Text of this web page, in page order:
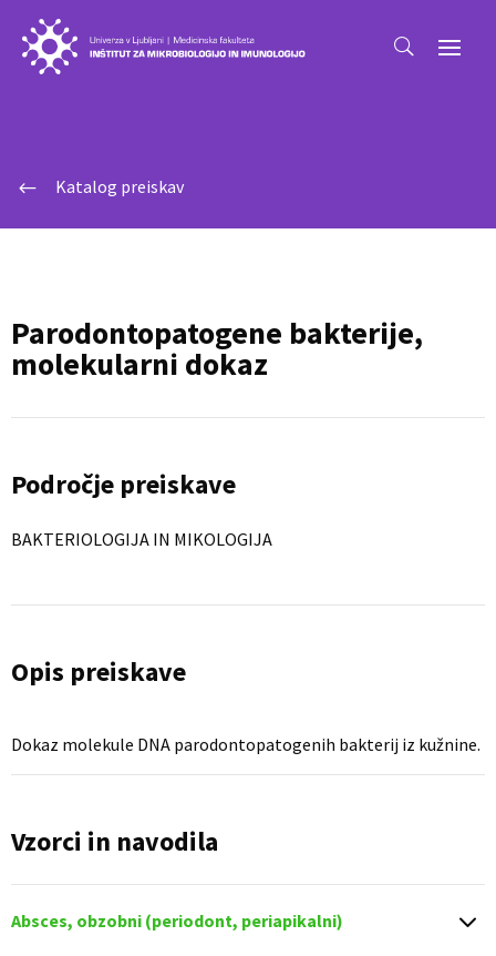
# Katalog preiskav
Parodontopatogene bakterije,
molekularni dokaz
Področje preiskave
BAKTERIOLOGIJA IN MIKOLOGIJA
Opis preiskave
Dokaz molekule DNA parodontopatogenih bakterij iz kužnine.
Vzorci in navodila
Absces, obzobni (periodont, periapikalni)